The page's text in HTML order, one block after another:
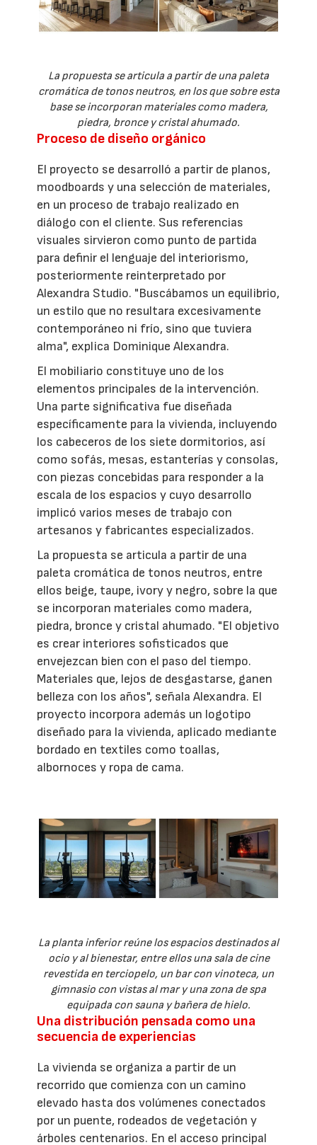
La propuesta se articula a partir de una paleta
cromática de tonos neutros, en los que sobre esta
base se incorporan materiales como madera,
piedra, bronce y cristal ahumado.
Proceso de diseño orgánico
El proyecto se desarrolló a partir de planos,
moodboards y una selección de materiales,
en un proceso de trabajo realizado en
diálogo con el cliente. Sus referencias
visuales sirvieron como punto de partida
para definir el lenguaje del interiorismo,
posteriormente reinterpretado por
Alexandra Studio. "Buscábamos un equilibrio,
un estilo que no resultara excesivamente
contemporáneo ni frío, sino que tuviera
alma", explica Dominique Alexandra.
El mobiliario constituye uno de los
elementos principales de la intervención.
Una parte significativa fue diseñada
específicamente para la vivienda, incluyendo
los cabeceros de los siete dormitorios, así
como sofás, mesas, estanterías y consolas,
con piezas concebidas para responder a la
escala de los espacios y cuyo desarrollo
implicó varios meses de trabajo con
artesanos y fabricantes especializados.
La propuesta se articula a partir de una
paleta cromática de tonos neutros, entre
ellos beige, taupe, ivory y negro, sobre la que
se incorporan materiales como madera,
piedra, bronce y cristal ahumado. "El objetivo
es crear interiores sofisticados que
envejezcan bien con el paso del tiempo.
Materiales que, lejos de desgastarse, ganen
belleza con los años", señala Alexandra. El
proyecto incorpora además un logotipo
diseñado para la vivienda, aplicado mediante
bordado en textiles como toallas,
albornoces y ropa de cama.
La planta inferior reúne los espacios destinados al
ocio y al bienestar, entre ellos una sala de cine
revestida en terciopelo, un bar con vinoteca, un
gimnasio con vistas al mar y una zona de spa
equipada con sauna y bañera de hielo.
Una distribución pensada como una
secuencia de experiencias
La vivienda se organiza a partir de un
recorrido que comienza con un camino
elevado hasta dos volúmenes conectados
por un puente, rodeados de vegetación y
árboles centenarios. En el acceso principal